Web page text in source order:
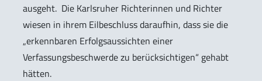
ausgeht. Die Karlsruher Richterinnen und Richter
wiesen in ihrem Eilbeschluss daraufhin, dass sie die
„erkennbaren Erfolgsaussichten einer
Verfassungsbeschwerde zu berücksichtigen“ gehabt
hätten.